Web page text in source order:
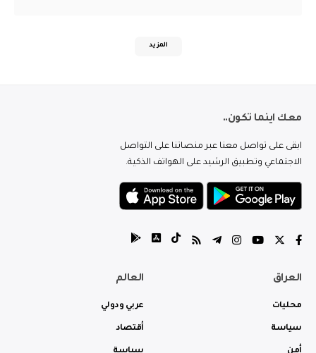
المزيد
معك اينما تكون..
ابقى على تواصل معنا عبر منصاتنا على التواصل
الاجتماعي وتطبيق الرشيد على الهواتف الذكية.
العراق
محليات
سياسة
العالم
عربي ودولي
أقتصاد